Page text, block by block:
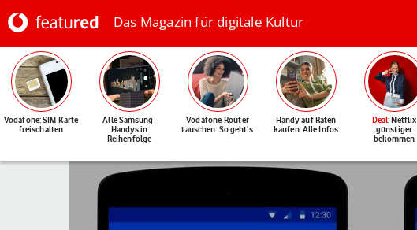
Das Magazin für digitale Kultur
Vodafone: SIM-Karte
freischalten
Alle Samsung-
Handys in
Reihenfolge
Vodafone-Router
tauschen: So geht's
Handy auf Raten
kaufen: Alle Infos
Deal: Netflix
günstiger
bekommen